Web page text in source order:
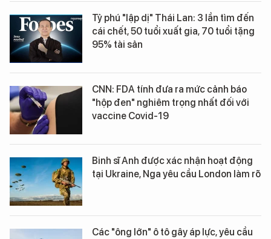
Tỷ phú "lập dị" Thái Lan: 3 lần tìm đến
cái chết, 50 tuổi xuất gia, 70 tuổi tặng
95% tài sản
CNN: FDA tính đưa ra mức cảnh báo
"hộp đen" nghiêm trọng nhất đối với
vaccine Covid-19
Binh sĩ Anh được xác nhận hoạt động
tại Ukraine, Nga yêu cầu London làm rõ
Các "ông lớn" ô tô gây áp lực, yêu cầu